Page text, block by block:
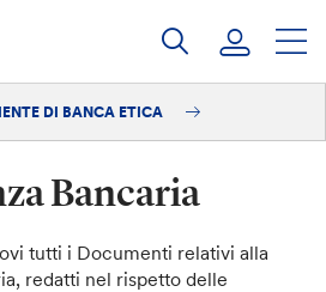
DI BANCA ETICA
Bancaria
tutti i Documenti relativi alla
redatti nel rispetto delle